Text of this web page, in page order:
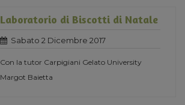
Laboratorio di Biscotti di Natale
Sabato 2 Dicembre 2017
Con la tutor Carpigiani Gelato University
Margot Baietta